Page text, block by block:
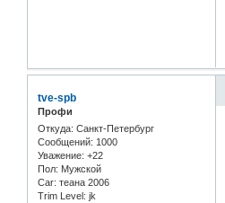
tve-spb
Профи
Откуда: Санкт-Петербург
Сообщений: 1000
Уважение: +22
Пол: Мужской
Car: теана 2006
Trim Level: jk